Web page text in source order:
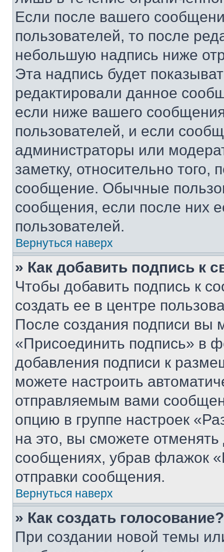
Если после вашего
пользователей, то после
небольшую надпись ниже
Эта надпись будет
редактировали данное
если ниже вашего
пользователей, и если
администраторы или
заметку, относительно
сообщение. Обычные
сообщения, если после них
пользователей.
Вернуться наверх
» Как добавить подпись к
Чтобы добавить подпись к
создать ее в центре
После создания подписи вы
«Присоединить подпись» в
добавления подписи к
можете настроить
отправляемым вами
опцию в группе настроек
на это, вы сможете
сообщениях, убрав флажок
отправки сообщения.
Вернуться наверх
» Как создать голосование?
При создании новой темы